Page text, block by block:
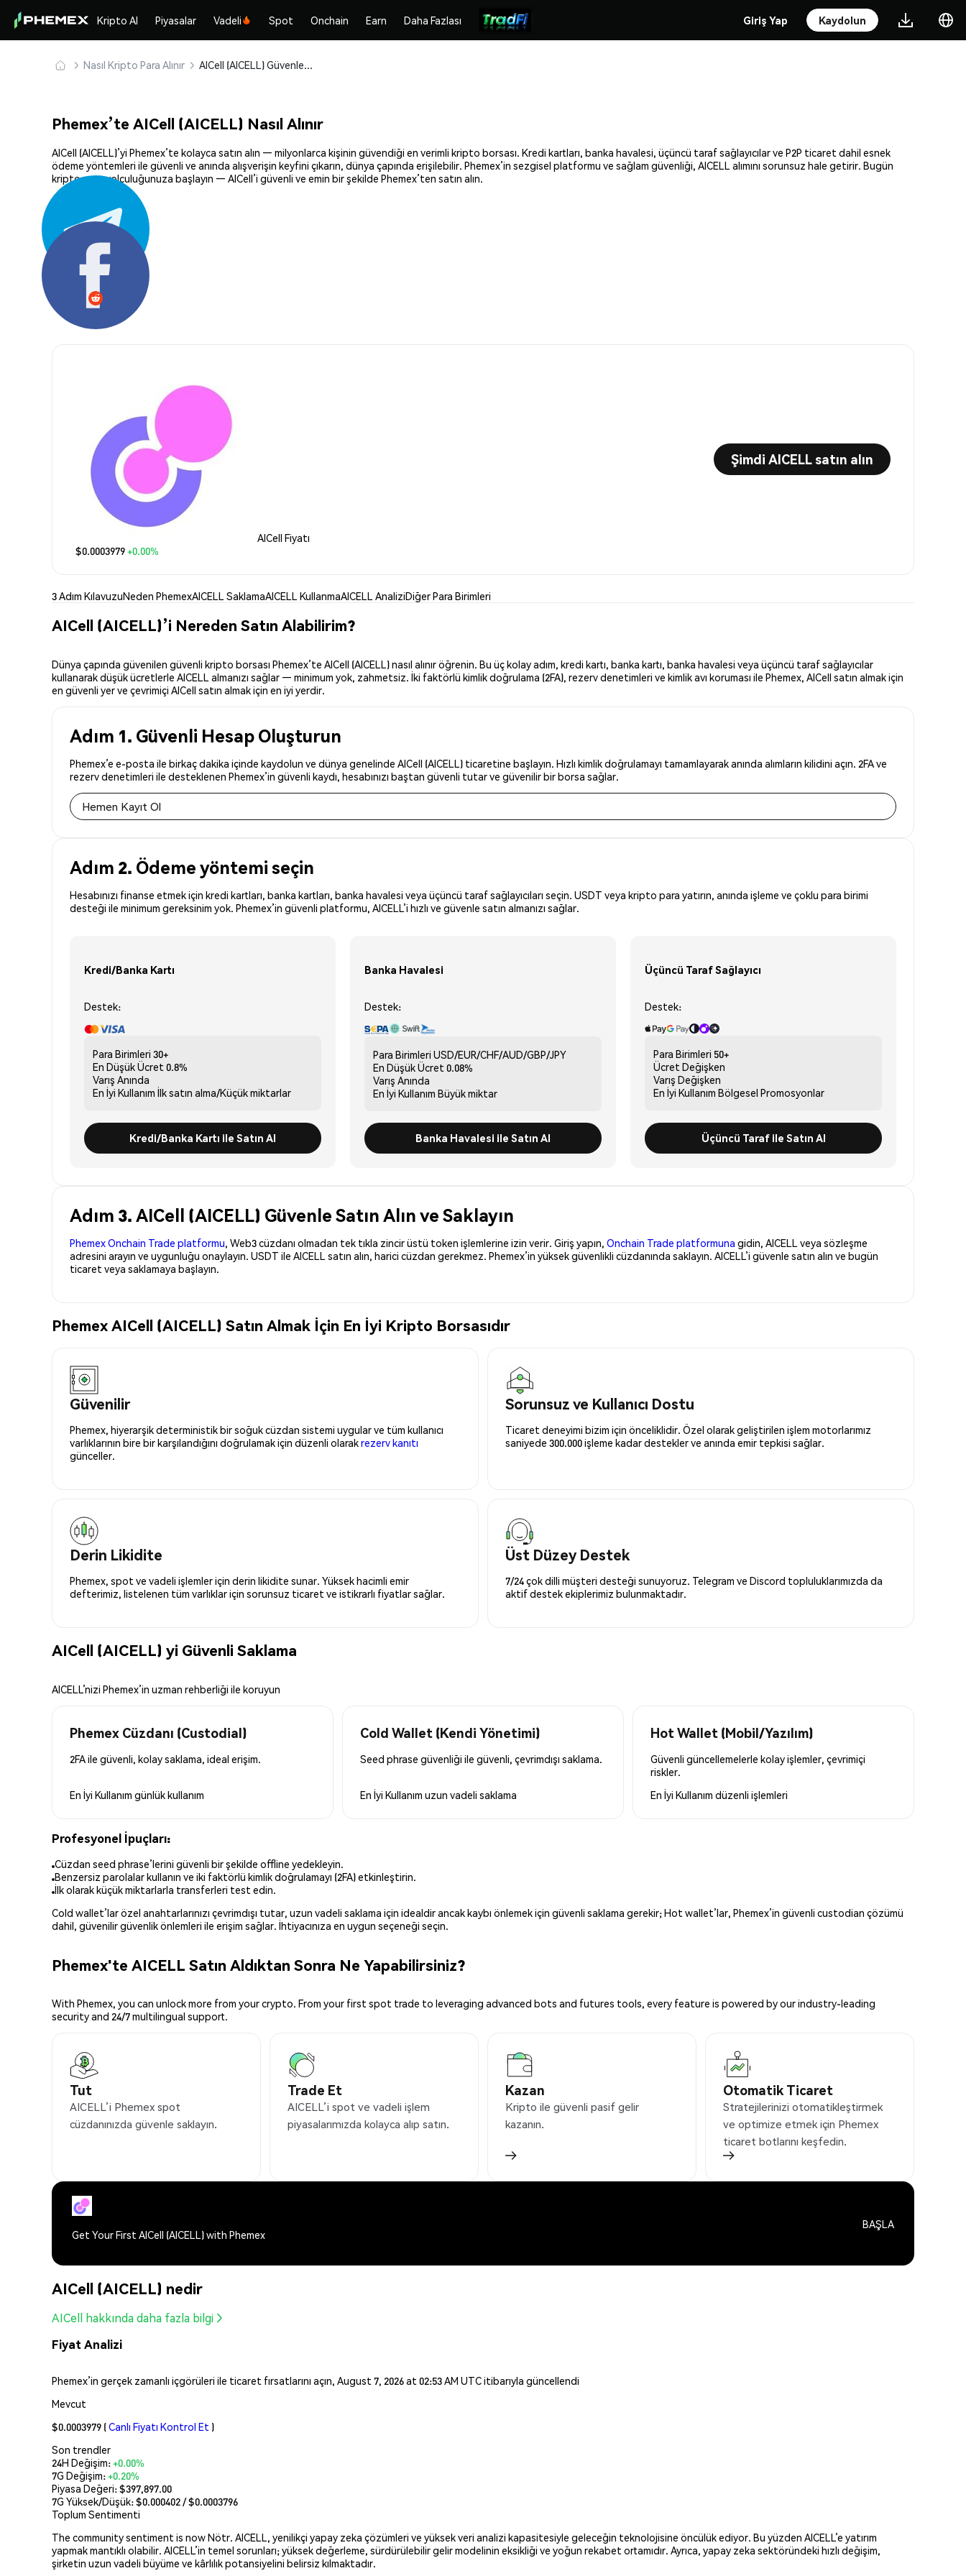
Kripto Al Piyasalar Vadeli Spot Onchain Earn Daha Fazlası Giriş Yap Kaydolun
Nasıl Kripto Para Alınır AICell (AICELL) Güvenle Satın Alın ve Saklayın
Phemex’te AICell (AICELL) Nasıl Alınır
AICell (AICELL)’yi Phemex’te kolayca satın alın — milyonlarca kişinin güvendiği en verimli kripto borsası. Kredi kartları, banka havalesi, üçüncü taraf sağlayıcılar ve P2P ticaret dahil esnek
ödeme yöntemleri ile güvenli ve anında alışverişin keyfini çıkarın, dünya çapında erişilebilir. Phemex’in sezgisel platformu ve sağlam güvenliği, AICELL alımını sorunsuz hale getirir. Bugün
kripto para yolculuğunuza başlayın — AICell’i güvenli ve emin bir şekilde Phemex’ten satın alın.
AICell Fiyatı
$0.0003979+0.00%
Şimdi AICELL satın alın
3 Adım KılavuzuNeden PhemexAICELL SaklamaAICELL KullanmaAICELL AnaliziDiğer Para Birimleri
AICell (AICELL)’i Nereden Satın Alabilirim?
Dünya çapında güvenilen güvenli kripto borsası Phemex’te AICell (AICELL) nasıl alınır öğrenin. Bu üç kolay adım, kredi kartı, banka kartı, banka havalesi veya üçüncü taraf sağlayıcılar
kullanarak düşük ücretlerle AICELL almanızı sağlar — minimum yok, zahmetsiz. İki faktörlü kimlik doğrulama (2FA), rezerv denetimleri ve kimlik avı koruması ile Phemex, AICell satın almak için
en güvenli yer ve çevrimiçi AICell satın almak için en iyi yerdir.
Adım 1. Güvenli Hesap Oluşturun
Phemex’e e-posta ile birkaç dakika içinde kaydolun ve dünya genelinde AICell (AICELL) ticaretine başlayın. Hızlı kimlik doğrulamayı tamamlayarak anında alımların kilidini açın. 2FA ve
rezerv denetimleri ile desteklenen Phemex’in güvenli kaydı, hesabınızı baştan güvenli tutar ve güvenilir bir borsa sağlar.
Hemen Kayıt Ol
Adım 2. Ödeme yöntemi seçin
Hesabınızı finanse etmek için kredi kartları, banka kartları, banka havalesi veya üçüncü taraf sağlayıcıları seçin. USDT veya kripto para yatırın, anında işleme ve çoklu para birimi
desteği ile minimum gereksinim yok. Phemex’in güvenli platformu, AICELL’i hızlı ve güvenle satın almanızı sağlar.
Kredi/Banka Kartı
Destek:
Para Birimleri 30+
En Düşük Ücret 0.8%
Varış Anında
En İyi Kullanım İlk satın alma/Küçük miktarlar
Kredi/Banka Kartı ile Satın Al
Banka Havalesi
Destek:
Para Birimleri USD/EUR/CHF/AUD/GBP/JPY
En Düşük Ücret 0.08%
Varış Anında
En İyi Kullanım Büyük miktar
Banka Havalesi ile Satın Al
Üçüncü Taraf Sağlayıcı
Destek:
Para Birimleri 50+
Ücret Değişken
Varış Değişken
En İyi Kullanım Bölgesel Promosyonlar
Üçüncü Taraf ile Satın Al
Adım 3. AICell (AICELL) Güvenle Satın Alın ve Saklayın
Phemex Onchain Trade platformu, Web3 cüzdanı olmadan tek tıkla zincir üstü token işlemlerine izin verir. Giriş yapın, Onchain Trade platformuna gidin, AICELL veya sözleşme
adresini arayın ve uygunluğu onaylayın. USDT ile AICELL satın alın, harici cüzdan gerekmez. Phemex’in yüksek güvenlikli cüzdanında saklayın. AICELL’i güvenle satın alın ve bugün
ticaret veya saklamaya başlayın.
Phemex AICell (AICELL) Satın Almak İçin En İyi Kripto Borsasıdır
Güvenilir
Phemex, hiyerarşik deterministik bir soğuk cüzdan sistemi uygular ve tüm kullanıcı
varlıklarının bire bir karşılandığını doğrulamak için düzenli olarakrezerv kanıtı
günceller.
Sorunsuz ve Kullanıcı Dostu
Ticaret deneyimi bizim için önceliklidir. Özel olarak geliştirilen işlem motorlarımız
saniyede 300.000 işleme kadar destekler ve anında emir tepkisi sağlar.
Derin Likidite
Phemex, spot ve vadeli işlemler için derin likidite sunar. Yüksek hacimli emir
defterimiz, listelenen tüm varlıklar için sorunsuz ticaret ve istikrarlı fiyatlar sağlar.
Üst Düzey Destek
7/24 çok dilli müşteri desteği sunuyoruz. Telegram ve Discord topluluklarımızda da
aktif destek ekiplerimiz bulunmaktadır.
AICell (AICELL) yi Güvenli Saklama
AICELL’nizi Phemex’in uzman rehberliği ile koruyun
Phemex Cüzdanı (Custodial)
2FA ile güvenli, kolay saklama, ideal erişim.
En İyi Kullanım günlük kullanım
Cold Wallet (Kendi Yönetimi)
Seed phrase güvenliği ile güvenli, çevrimdışı saklama.
En İyi Kullanım uzun vadeli saklama
Hot Wallet (Mobil/Yazılım)
Güvenli güncellemelerle kolay işlemler, çevrimiçi
riskler.
En İyi Kullanım düzenli işlemleri
Profesyonel İpuçları:
Cüzdan seed phrase’lerini güvenli bir şekilde offline yedekleyin.
Benzersiz parolalar kullanın ve iki faktörlü kimlik doğrulamayı (2FA) etkinleştirin.
İlk olarak küçük miktarlarla transferleri test edin.
Cold wallet’lar özel anahtarlarınızı çevrimdışı tutar, uzun vadeli saklama için idealdir ancak kaybı önlemek için güvenli saklama gerekir; Hot wallet’lar, Phemex’in güvenli custodian çözümü
dahil, güvenilir güvenlik önlemleri ile erişim sağlar. İhtiyacınıza en uygun seçeneği seçin.
Phemex'te AICELL Satın Aldıktan Sonra Ne Yapabilirsiniz?
With Phemex, you can unlock more from your crypto. From your first spot trade to leveraging advanced bots and futures tools, every feature is powered by our industry-leading
security and 24/7 multilingual support.
Tut
AICELL’i Phemex spot
cüzdanınızda güvenle saklayın.
Trade Et
AICELL’i spot ve vadeli işlem
piyasalarımızda kolayca alıp satın.
Kazan
Kripto ile güvenli pasif gelir
kazanın.
Otomatik Ticaret
Stratejilerinizi otomatikleştirmek
ve optimize etmek için Phemex
ticaret botlarını keşfedin.
Get Your First AICell (AICELL) with Phemex
BAŞLA
AICell (AICELL) nedir
AICell hakkında daha fazla bilgi
Fiyat Analizi
Phemex’in gerçek zamanlı içgörüleri ile ticaret fırsatlarını açın, August 7, 2026 at 02:53 AM UTC itibarıyla güncellendi
Mevcut
$0.0003979 (Canlı Fiyatı Kontrol Et )
Son trendler
24H Değişim:+0.00%
7G Değişim:+0.20%
Piyasa Değeri:$397,897.00
7G Yüksek/Düşük: $0.000402/ $0.0003796
Toplum Sentimenti
The community sentiment is now Nötr. AICELL, yenilikçi yapay zeka çözümleri ve yüksek veri analizi kapasitesiyle geleceğin teknolojisine öncülük ediyor. Bu yüzden AICELL’e yatırım
yapmak mantıklı olabilir. AICELL’in temel sorunları; yüksek değerleme, sürdürülebilir gelir modelinin eksikliği ve yoğun rekabet ortamıdır. Ayrıca, yapay zeka sektöründeki hızlı değişim,
şirketin uzun vadeli büyüme ve kârlılık potansiyelini belirsiz kılmaktadır.